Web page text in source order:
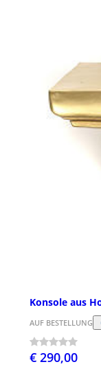
Konsole aus
AUF BESTELLUNG
€ 290,00